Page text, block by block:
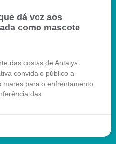
dá voz aos
como mascote
das costas de Antalya,
convida o público a
mares para o enfrentamento
das